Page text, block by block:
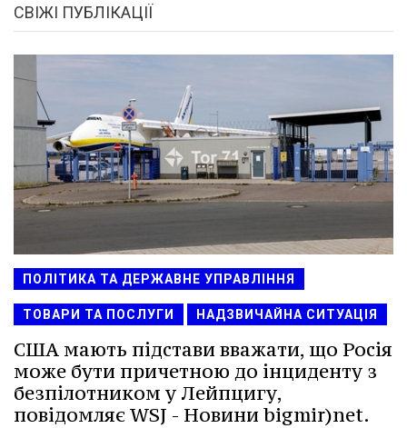
СВІЖІ ПУБЛІКАЦІЇ
ПОЛІТИКА ТА ДЕРЖАВНЕ УПРАВЛІННЯ
ТОВАРИ ТА ПОСЛУГИ НАДЗВИЧАЙНА СИТУАЦІЯ
США мають підстави вважати, що Росія
може бути причетною до інциденту з
безпілотником у Лейпцигу,
повідомляє WSJ - Новини bigmir)net.